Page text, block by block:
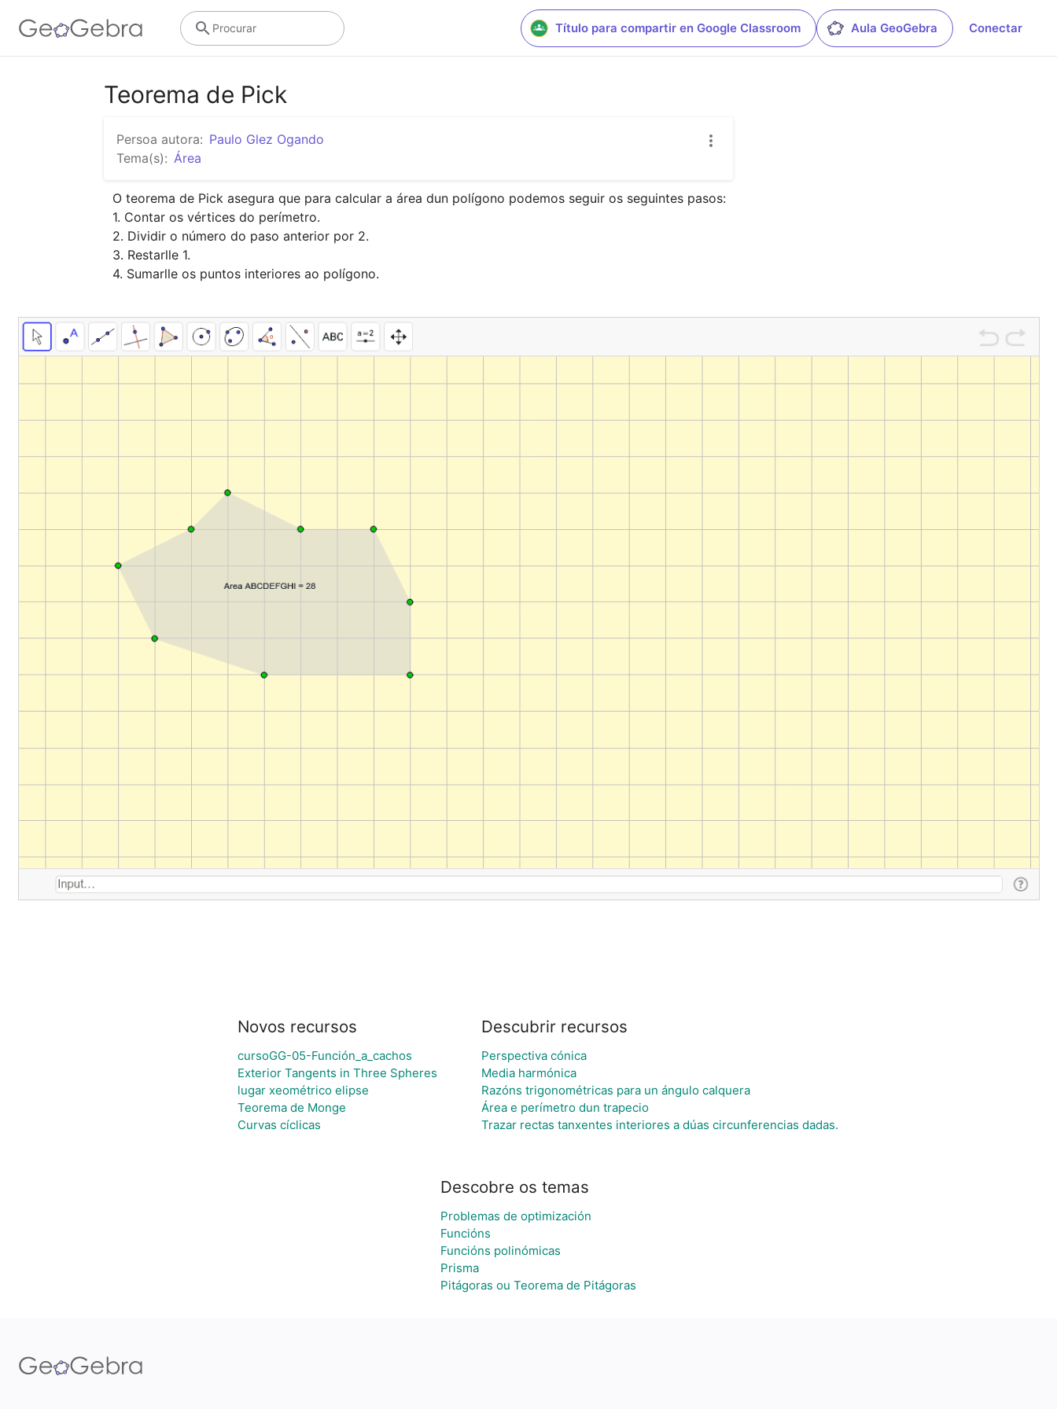
Título para compartir en Google Classroom Aula GeoGebra Conectar
Procurar
Teorema de Pick
Persoa autora: Paulo Glez Ogando
Tema(s): Área
O teorema de Pick asegura que para calcular a área dun polígono podemos seguir os seguintes pasos:
1. Contar os vértices do perímetro.
2. Dividir o número do paso anterior por 2.
3. Restarlle 1.
4. Sumarlle os puntos interiores ao polígono.
Novos recursos
cursoGG-05-Función_a_cachos
Exterior Tangents in Three Spheres
lugar xeométrico elipse
Teorema de Monge
Curvas cíclicas
Descubrir recursos
Perspectiva cónica
Media harmónica
Razóns trigonométricas para un ángulo calquera
Área e perímetro dun trapecio
Trazar rectas tanxentes interiores a dúas circunferencias dadas.
Descobre os temas
Problemas de optimización
Funcións
Funcións polinómicas
Prisma
Pitágoras ou Teorema de Pitágoras